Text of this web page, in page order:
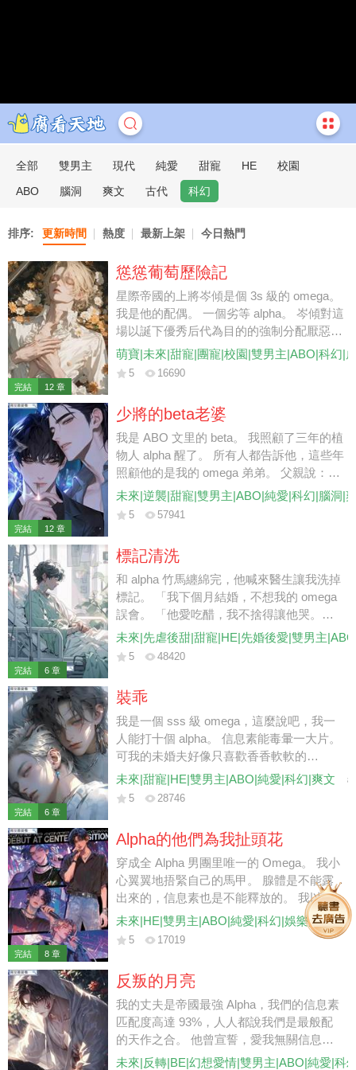
全部 雙男主 現代 純愛 甜寵 HE
校園
ABO
腦洞 爽文 古代 科幻
排序: 更新時間 熱度 最新上架 今日熱門
完結 12 章
慫慫葡萄歷險記
星際帝國的上將岑傾是個 3s 級的 omega。
我是他的配偶。 一個劣等 alpha。 岑傾對這
場以誕下優秀后代為目的的強制分配厭惡至
極。 他目光冷凝，深夜里掐著我的脖子警
告： 「不要癡心妄想，我可不會給你生孩
嗎？」
萌寶|未來|甜寵|團寵|校園|雙男主|ABO|科幻|
5 16690
完結 12 章
少將的beta老婆
我是 ABO 文里的 beta。 我照顧了三年的植
物人 alpha 醒了。 所有人都告訴他，這些年
照顧他的是我的 omega 弟弟。 父親說：
「你只是個 beta，他是帝國最有前途的少
將，你跟他沒結果的，還不如讓你弟弟頂替
意的。」
未來|逆襲|甜寵|雙男主|ABO|純愛|科幻|腦洞|
5 57941
完結 6 章
標記清洗
和 alpha 竹馬纏綿完，他喊來醫生讓我洗掉
標記。 「我下個月結婚，不想我的 omega
誤會。 「他愛吃醋，我不捨得讓他哭。
「你也是個大齡剩 O 了，總不能帶著我的
標記去和別的 alpha 相親。」 他殘忍而又薄
你發請帖，記得來吃席。」
未來|先虐後甜|甜寵|HE|先婚後愛|雙男主
5 48420
完結 6 章
裝乖
我是一個 sss 級 omega，這麼說吧，我一
人能打十個 alpha。 信息素能毒暈一大片。
可我的未婚夫好像只喜歡香香軟軟的
omega。 于是我柔弱不能自理，天天纏著
他，叫老公，要親親，要抱抱，要哄著才能
渣渣說我老公壞話，我當場手撕機甲，把他
打得鼻青臉腫，爬也爬不起來。 余光看到
老公過來后，連忙腿一軟坐在地上道：「老
公，他們欺負我！」 「老公抱抱～」
未來|甜寵|HE|雙男主|ABO|純愛|科幻|爽文
5 28746
完結 8 章
Alpha的他們為我扯頭花
穿成全 Alpha 男團里唯一的 Omega。 我小
心翼翼地捂緊自己的馬甲。 腺體是不能露
出來的，信息素也是不能釋放的。 我以為
萬無一失了，直到在舞臺上看到了眼前飄著
的彈幕。 【oi，老婆的腰好細好白。】
……救命，有關係啊！
未來|HE|雙男主|ABO|純愛|科幻|娛樂圈|爽文
5 17019
反叛的月亮
我的丈夫是帝國最強 Alpha，我們的信息素
匹配度高達 93%，人人都說我們是最般配
的天作之合。 他曾宣誓，愛我無關信息
素，將一生忠誠于我。 可后來，他愛上了
未來|反轉|BE|幻想愛情|雙男主|ABO|純愛|科